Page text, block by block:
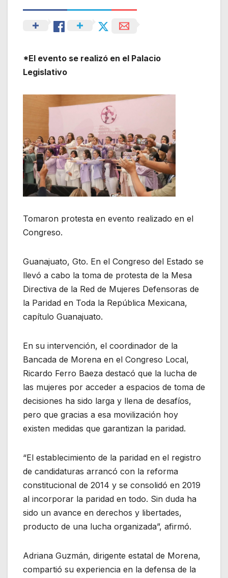
*El evento se realizó en el Palacio
Legislativo
Tomaron protesta en evento realizado en el
Congreso.
Guanajuato, Gto. En el Congreso del Estado se
llevó a cabo la toma de protesta de la Mesa
Directiva de la Red de Mujeres Defensoras de
la Paridad en Toda la República Mexicana,
capítulo Guanajuato.
En su intervención, el coordinador de la
Bancada de Morena en el Congreso Local,
Ricardo Ferro Baeza destacó que la lucha de
las mujeres por acceder a espacios de toma de
decisiones ha sido larga y llena de desafíos,
pero que gracias a esa movilización hoy
existen medidas que garantizan la paridad.
“El establecimiento de la paridad en el registro
de candidaturas arrancó con la reforma
constitucional de 2014 y se consolidó en 2019
al incorporar la paridad en todo. Sin duda ha
sido un avance en derechos y libertades,
producto de una lucha organizada”, afirmó.
Adriana Guzmán, dirigente estatal de Morena,
compartió su experiencia en la defensa de la